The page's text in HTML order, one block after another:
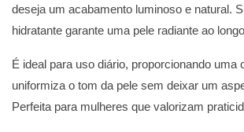
deseja um acabamento luminoso e natural.
hidratante garante uma pele radiante ao
É ideal para uso diário, proporcionando uma
uniformiza o tom da pele sem deixar um
Perfeita para mulheres que valorizam